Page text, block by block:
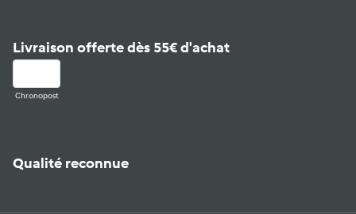
Livraison offerte dès 55€ d'achat
Chronopost
Qualité reconnue